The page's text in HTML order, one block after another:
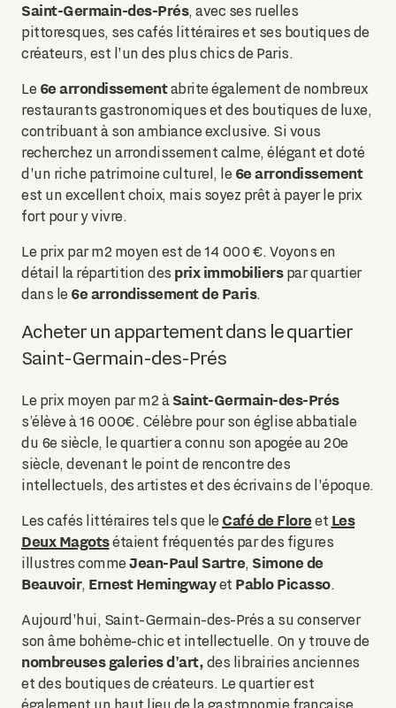
Saint-Germain-des-Prés, avec ses ruelles
pittoresques, ses cafés littéraires et ses boutiques de
créateurs, est l'un des plus chics de Paris.
Le 6e arrondissementabrite également de nombreux
restaurants gastronomiques et des boutiques de luxe,
contribuant à son ambiance exclusive. Si vous
recherchez un arrondissement calme, élégant et doté
d'un riche patrimoine culturel, le 6e arrondissement
est un excellent choix, mais soyez prêt à payer le prix
fort pour y vivre.
Le prix par m2 moyen est de 14 000 €. Voyons en
détail la répartition des prix immobilierspar quartier
dans le 6e arrondissement de Paris.
Acheter un appartement dans le quartier
Saint-Germain-des-Prés
Le prix moyen par m2 à Saint-Germain-des-Prés
s’élève à 16 000€. Célèbre pour son église abbatiale
du 6e siècle, le quartier a connu son apogée au 20e
siècle, devenant le point de rencontre des
intellectuels, des artistes et des écrivains de l'époque.
Les cafés littéraires tels que le Café de Floreet Les
Deux Magotsétaient fréquentés par des figures
illustres comme Jean-Paul Sartre, Simone de
Beauvoir, Ernest Hemingwayet Pablo Picasso.
Aujourd'hui, Saint-Germain-des-Prés a su conserver
son âme bohème-chic et intellectuelle. On y trouve de
nombreuses galeries d'art, des librairies anciennes
et des boutiques de créateurs. Le quartier est